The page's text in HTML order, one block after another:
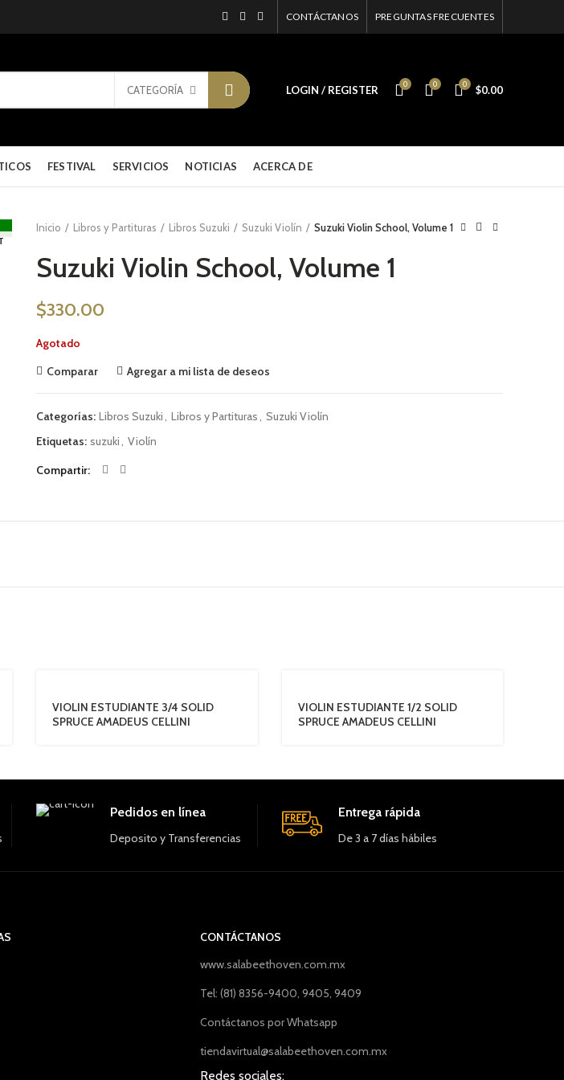
CONTÁCTANOS PREGUNTAS FRECUENTES
CATEGORÍA LOGIN / REGISTER 0 0 0 $0.00
FESTIVAL SERVICIOS NOTICIAS ACERCA DE
Inicio
Libros y Partituras Libros Suzuki Suzuki Violín Suzuki Violin School, Volume 1
Suzuki Violin School, Volume 1
$330.00
Agotado
Comparar
Agregar a mi lista de deseos
Categorías: Libros Suzuki, Libros y Partituras, Suzuki Violín
Etiquetas: suzuki, Violín
Compartir
VIOLIN ESTUDIANTE 3/4 SOLID
SPRUCE AMADEUS CELLINI
VIOLIN ESTUDIANTE 1/2 SOLID
SPRUCE AMADEUS CELLINI
Pedidos en línea
Deposito y Transferencias
Entrega rápida
De 3 a 7 días hábiles
CONTÁCTANOS
www.salabeethoven.com.mx
Tel: (81) 8356-9400, 9405, 9409
Contáctanos por Whatsapp
tiendavirtual@salabeethoven.com.mx
Redes sociales: